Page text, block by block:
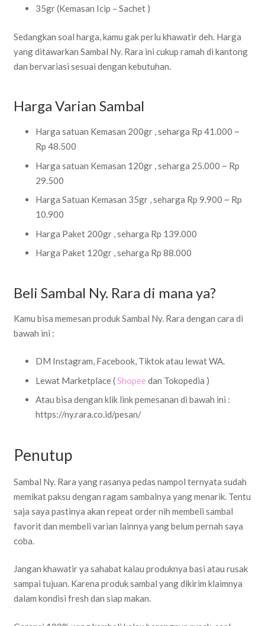
35gr (Kemasan Icip – Sachet )
Sedangkan soal harga, kamu gak perlu khawatir deh. Harga
yang ditawarkan Sambal Ny. Rara ini cukup ramah di kantong
dan bervariasi sesuai dengan kebutuhan.
Harga Varian Sambal
Harga satuan Kemasan 200gr , seharga Rp 41.000 ~
Rp 48.500
Harga satuan Kemasan 120gr , seharga 25.000 ~ Rp
29.500
Harga Satuan Kemasan 35gr , seharga Rp 9.900 ~ Rp
10.900
Harga Paket 200gr , seharga Rp 139.000
Harga Paket 120gr , seharga Rp 88.000
Beli Sambal Ny. Rara di mana ya?
Kamu bisa memesan produk Sambal Ny. Rara dengan cara di
bawah ini :
DM Instagram, Facebook, Tiktok atau lewat WA.
Lewat Marketplace (Shopee dan Tokopedia )
Atau bisa dengan klik link pemesanan di bawah ini :
https://ny.rara.co.id/pesan/
Penutup
Sambal Ny. Rara yang rasanya pedas nampol ternyata sudah
memikat paksu dengan ragam sambalnya yang menarik. Tentu
saja saya pastinya akan repeat order nih membeli sambal
favorit dan membeli varian lainnya yang belum pernah saya
coba.
Jangan khawatir ya sahabat kalau produknya basi atau rusak
sampai tujuan. Karena produk sambal yang dikirim klaimnya
dalam kondisi fresh dan siap makan.